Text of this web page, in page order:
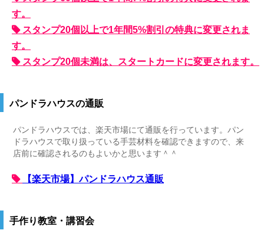
す。
スタンプ20個以上で1年間5%割引の特典に変更されま
す。
スタンプ20個未満は、スタートカードに変更されます。
パンドラハウスの通販
パンドラハウスでは、楽天市場にて通販を行っています。パン
ドラハウスで取り扱っている手芸材料を確認できますので、来
店前に確認されるのもよいかと思います＾＾
【楽天市場】パンドラハウス通販
手作り教室・講習会